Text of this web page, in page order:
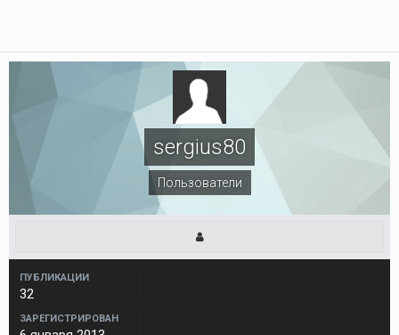
sergius80
Пользователи
ПУБЛИКАЦИИ
32
ЗАРЕГИСТРИРОВАН